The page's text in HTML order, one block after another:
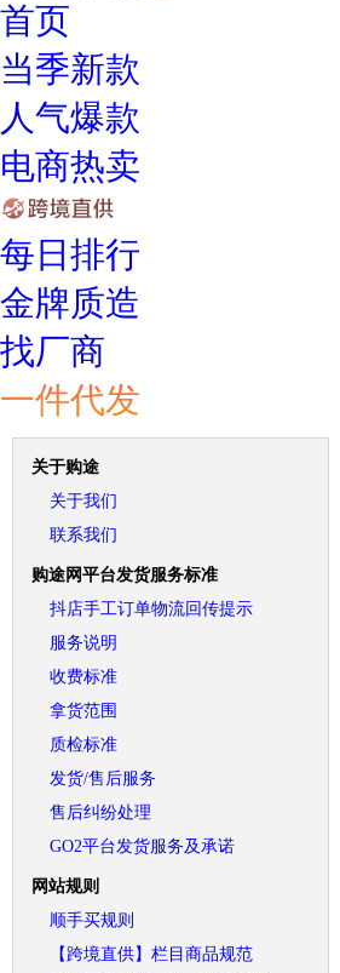
首页
当季新款
人气爆款
电商热卖
每日排行
金牌质造
找厂商
一件代发
关于购途
关于我们
联系我们
购途网平台发货服务标准
抖店手工订单物流回传提示
服务说明
收费标准
拿货范围
质检标准
发货/售后服务
售后纠纷处理
GO2平台发货服务及承诺
网站规则
顺手买规则
【跨境直供】栏目商品规范